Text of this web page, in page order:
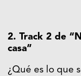
2. Track 2 de
casa”
¿Qué es lo que